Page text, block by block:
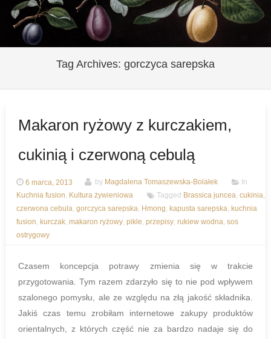
Tag Archives: gorczyca sarepska
Makaron ryżowy z kurczakiem,
cukinią i czerwoną cebulą
6 marca, 2013 by Magdalena Tomaszewska-Bolałek
In
Kuchnia fusion, Kultura żywieniowa Tagged Brassica juncea, cukinia,
czerwona cebula, gorczyca sarepska, Hmong, kapusta sarepska, kuchnia
fusion, kurczak, makaron ryżowy, pikle, przepisy, rukiew wodna, sos
ostrygowy
Czasem koncepcja potrawy zmienia się w trakcie
przygotowania. Tym razem zdarzyło się to nie pod wpływem
szalonego pomysłu, ale ze względu na złą jakość składnika.
Jakiś czas temu zrobiłam internetowe zakupy produktów
orientalnych, z których część nie za bardzo nadaje się do